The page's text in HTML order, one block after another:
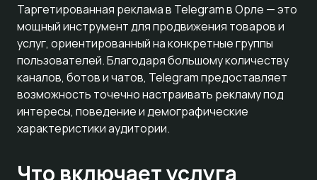
Таргетированная реклама в Telegram в Орле — это
мощный инструмент для продвижения товаров и
услуг, ориентированный на конкретные группы
пользователей. Благодаря большому количеству
каналов, ботов и чатов, Telegram предоставляет
возможность точечно настраивать рекламу под
интересы, поведение и демографические
характеристики аудитории.
Что включает услуга